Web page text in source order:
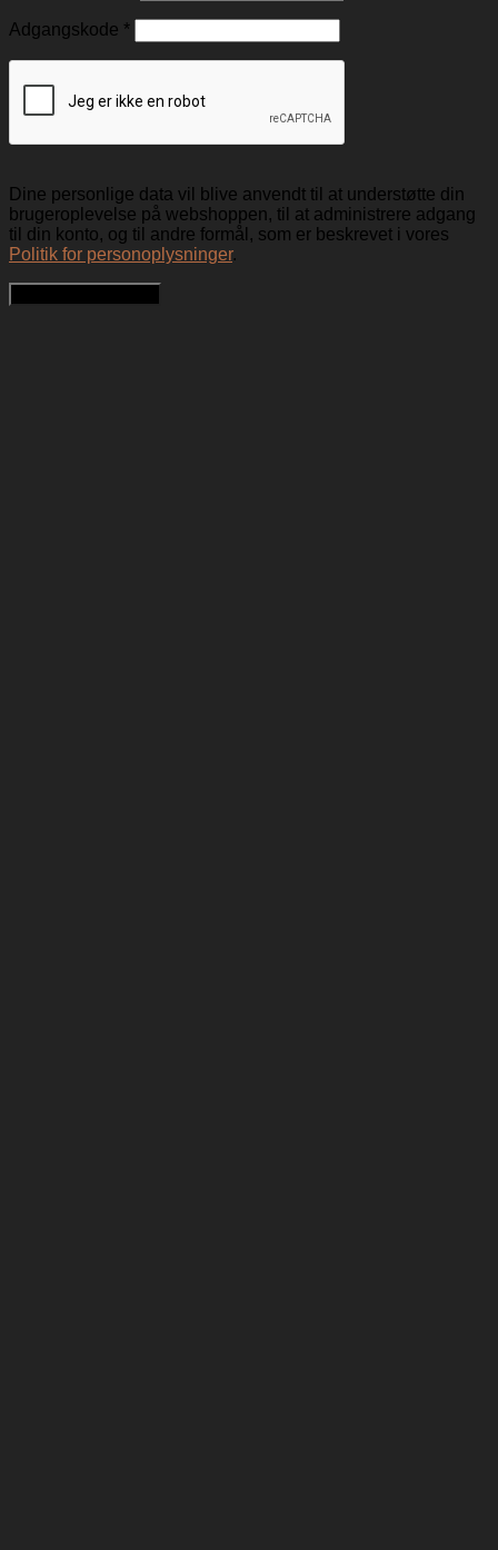
Adgangskode *
Dine personlige data vil blive anvendt til at understøtte din
brugeroplevelse på webshoppen, til at administrere adgang
til din konto, og til andre formål, som er beskrevet i vores
Politik for personoplysninger.